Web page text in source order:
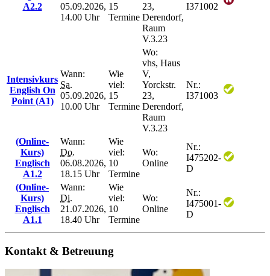
A2.2
05.09.2026,
14.00 Uhr
15
Termine
23,
Derendorf,
Raum
V.3.23
I371002
Intensivkurs
English On
Point (A1)
Wann:
Sa.
05.09.2026,
10.00 Uhr
Wie
viel:
15
Termine
Wo:
vhs, Haus
V,
Yorckstr.
23,
Derendorf,
Raum
V.3.23
Nr.:
I371003
(Online-
Kurs)
Englisch
A1.2
Wann:
Do.
06.08.2026,
18.15 Uhr
Wie
viel:
10
Termine
Wo:
Online
Nr.:
I475202-
D
(Online-
Kurs)
Englisch
A1.1
Wann:
Di.
21.07.2026,
18.40 Uhr
Wie
viel:
10
Termine
Wo:
Online
Nr.:
I475001-
D
Kontakt & Betreuung